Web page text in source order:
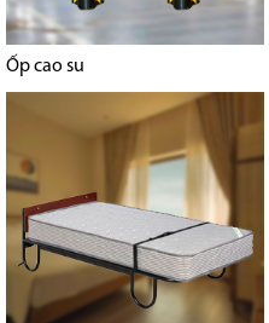
Ốp cao su